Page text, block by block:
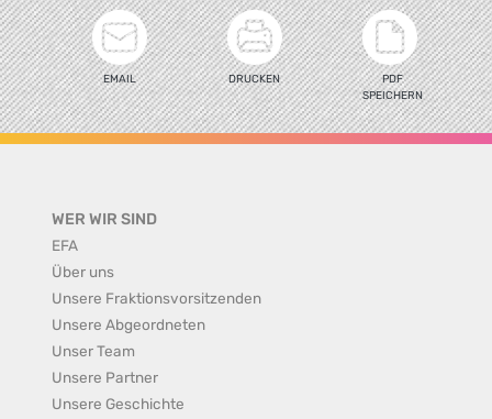
EMAIL DRUCKEN
PDF
SPEICHERN
WER WIR SIND
EFA
Über uns
Unsere Fraktionsvorsitzenden
Unsere Abgeordneten
Unser Team
Unsere Partner
Unsere Geschichte